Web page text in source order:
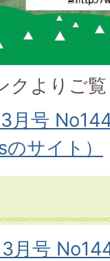
クよりご
月号
サイト）
月号